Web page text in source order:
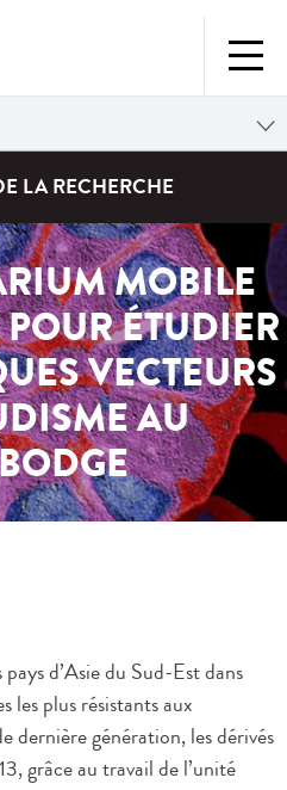
LA RECHERCHE
MOBILE
ÉTUDIER
VECTEURS
AU
d’Asie du Sud-Est dans
les plus résistants aux
dernière génération, les dérivés
grâce au travail de l’unité